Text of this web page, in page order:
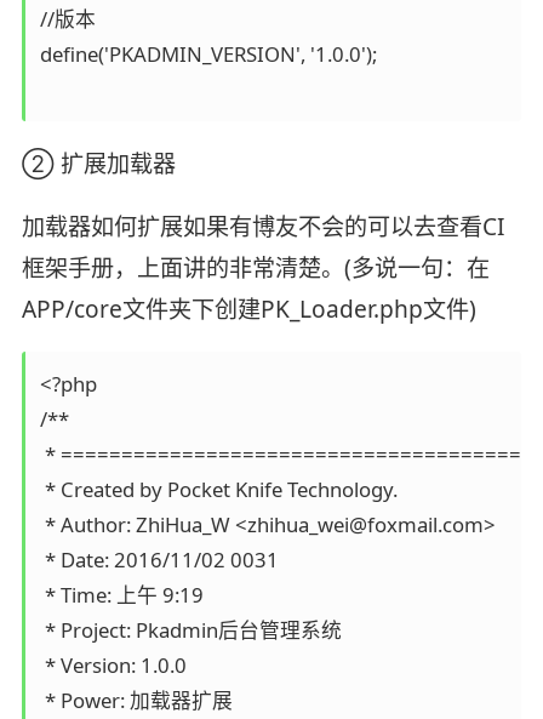
//版本
define('PKADMIN_VERSION', '1.0.0');
② 扩展加载器
加载器如何扩展如果有博友不会的可以去查看CI
框架手册，上面讲的非常清楚。(多说一句：在
APP/core文件夹下创建PK_Loader.php文件)
<?php
/**
*
* Created by Pocket Knife Technology.
* Author: ZhiHua_W <zhihua_wei@foxmail.com>
* Date: 2016/11/02 0031
* Time: 上午 9:19
* Project: Pkadmin后台管理系统
* Version: 1.0.0
* Power: 加载器扩展